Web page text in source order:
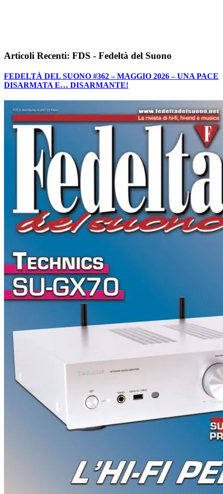
Articoli Recenti: FDS - Fedeltà del Suono
FEDELTÀ DEL SUONO #362 – MAGGIO 2026 – UNA PACE
DISARMATA E… DISARMANTE!